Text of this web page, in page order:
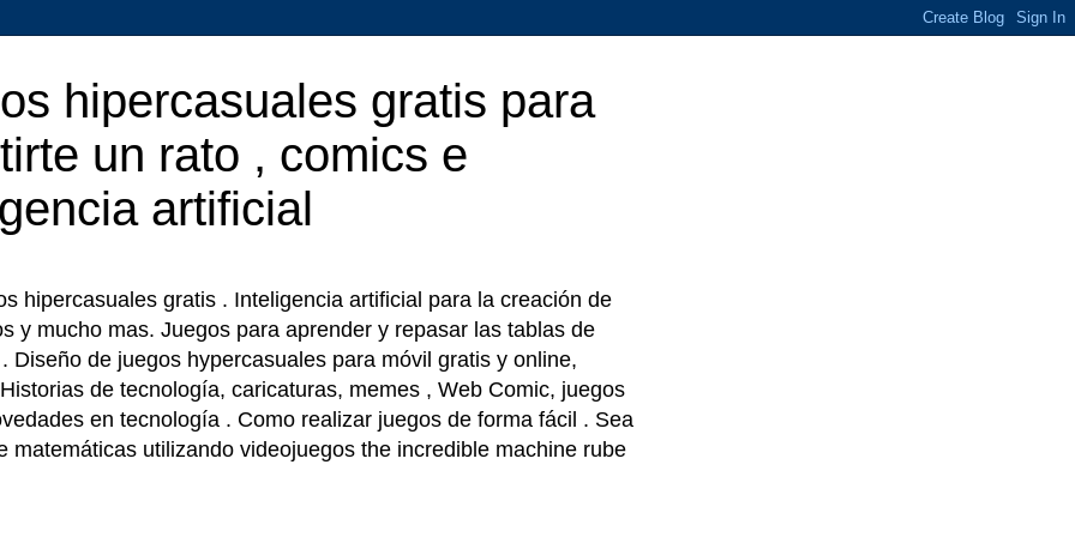
hipercasuales gratis para
un rato , comics e
artificial
hipercasuales gratis . Inteligencia artificial para la creación de
y mucho mas. Juegos para aprender y repasar las tablas de
Diseño de juegos hypercasuales para móvil gratis y online,
de tecnología, caricaturas, memes , Web Comic, juegos
en tecnología . Como realizar juegos de forma fácil . Sea
matemáticas utilizando videojuegos the incredible machine rube